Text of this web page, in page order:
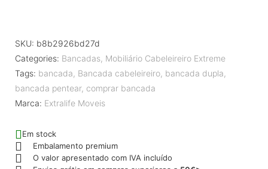
SKU: b8b2926bd27d
Categories: Bancadas, Mobiliário Cabeleireiro Extreme
Tags: bancada, Bancada cabeleireiro, bancada dupla,
bancada pentear, comprar bancada
Marca: Extralife Moveis
Em stock
Embalamento premium
O valor apresentado com IVA incluído